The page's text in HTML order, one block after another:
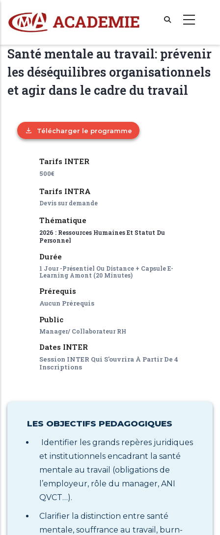
au
contenu
principal
Santé mentale au travail: prévenir
les déséquilibres organisationnels
et agir dans le cadre du travail
Télécharger le programme
Tarifs INTER
500€
Tarifs INTRA
Devis sur demande
Thématique
2026 : Ressources Humaines Et Statut Du
Personnel
Durée
1 Jour -Présentiel Ou Distance + Capsule E-
Learning Amont (20 Minutes)
Prérequis
Aucun Prérequis
Public
Manager/ Collaborateur RH
Dates INTER
Session INTER Qui S'ouvrira À Partir De 4
Inscriptions
LES OBJECTIFS PEDAGOGIQUES
Identifier les grands repères juridiques
et institutionnels encadrant la santé
mentale au travail (obligations de
l’employeur, rôle du manager, ANI
QVCT…).
Clarifier la distinction entre santé
mentale, souffrance au travail, burn-